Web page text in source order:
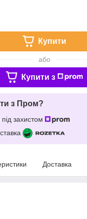
Купити
або
Купити з
з Пром?
захистом
Доставка